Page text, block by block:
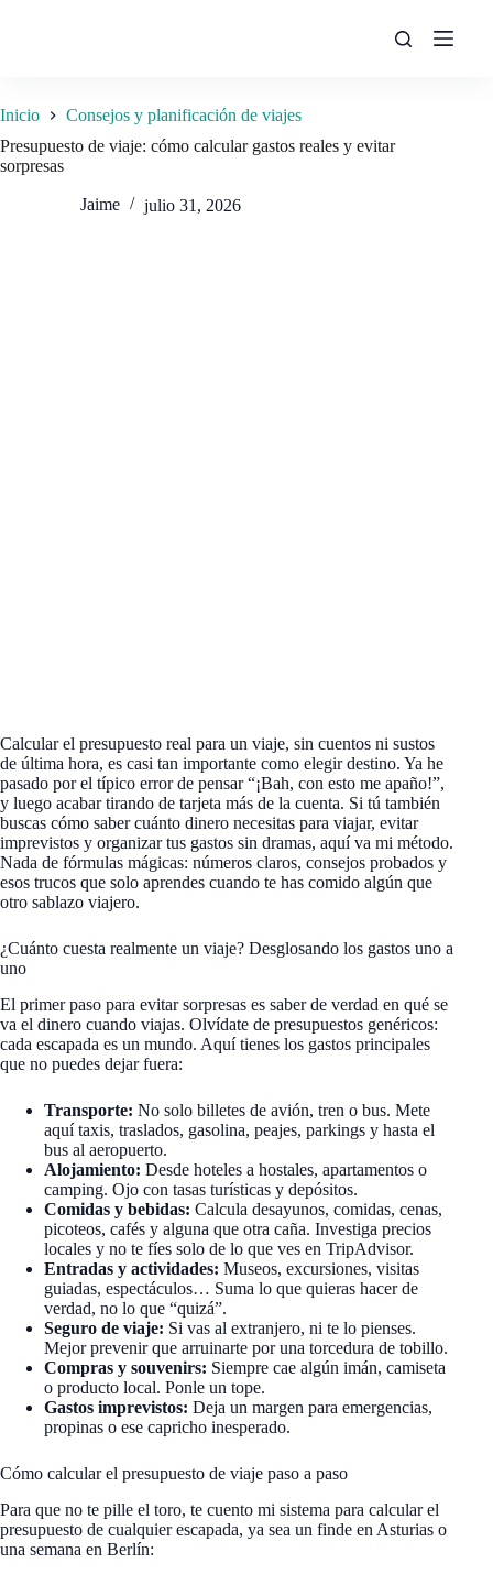
Inicio
Consejos y planificación de viajes
Presupuesto de viaje: cómo calcular gastos reales y evitar
sorpresas
Jaime julio 31, 2026
Calcular el presupuesto real para un viaje, sin cuentos ni sustos
de última hora, es casi tan importante como elegir destino. Ya he
pasado por el típico error de pensar “¡Bah, con esto me apaño!”,
y luego acabar tirando de tarjeta más de la cuenta. Si tú también
buscas cómo saber cuánto dinero necesitas para viajar, evitar
imprevistos y organizar tus gastos sin dramas, aquí va mi método.
Nada de fórmulas mágicas: números claros, consejos probados y
esos trucos que solo aprendes cuando te has comido algún que
otro sablazo viajero.
¿Cuánto cuesta realmente un viaje? Desglosando los gastos uno a
uno
El primer paso para evitar sorpresas es saber de verdad en qué se
va el dinero cuando viajas. Olvídate de presupuestos genéricos:
cada escapada es un mundo. Aquí tienes los gastos principales
que no puedes dejar fuera:
Transporte: No solo billetes de avión, tren o bus. Mete
aquí taxis, traslados, gasolina, peajes, parkings y hasta el
bus al aeropuerto.
Alojamiento: Desde hoteles a hostales, apartamentos o
camping. Ojo con tasas turísticas y depósitos.
Comidas y bebidas: Calcula desayunos, comidas, cenas,
picoteos, cafés y alguna que otra caña. Investiga precios
locales y no te fíes solo de lo que ves en TripAdvisor.
Entradas y actividades: Museos, excursiones, visitas
guiadas, espectáculos… Suma lo que quieras hacer de
verdad, no lo que “quizá”.
Seguro de viaje: Si vas al extranjero, ni te lo pienses.
Mejor prevenir que arruinarte por una torcedura de tobillo.
Compras y souvenirs: Siempre cae algún imán, camiseta
o producto local. Ponle un tope.
Gastos imprevistos: Deja un margen para emergencias,
propinas o ese capricho inesperado.
Cómo calcular el presupuesto de viaje paso a paso
Para que no te pille el toro, te cuento mi sistema para calcular el
presupuesto de cualquier escapada, ya sea un finde en Asturias o
una semana en Berlín: